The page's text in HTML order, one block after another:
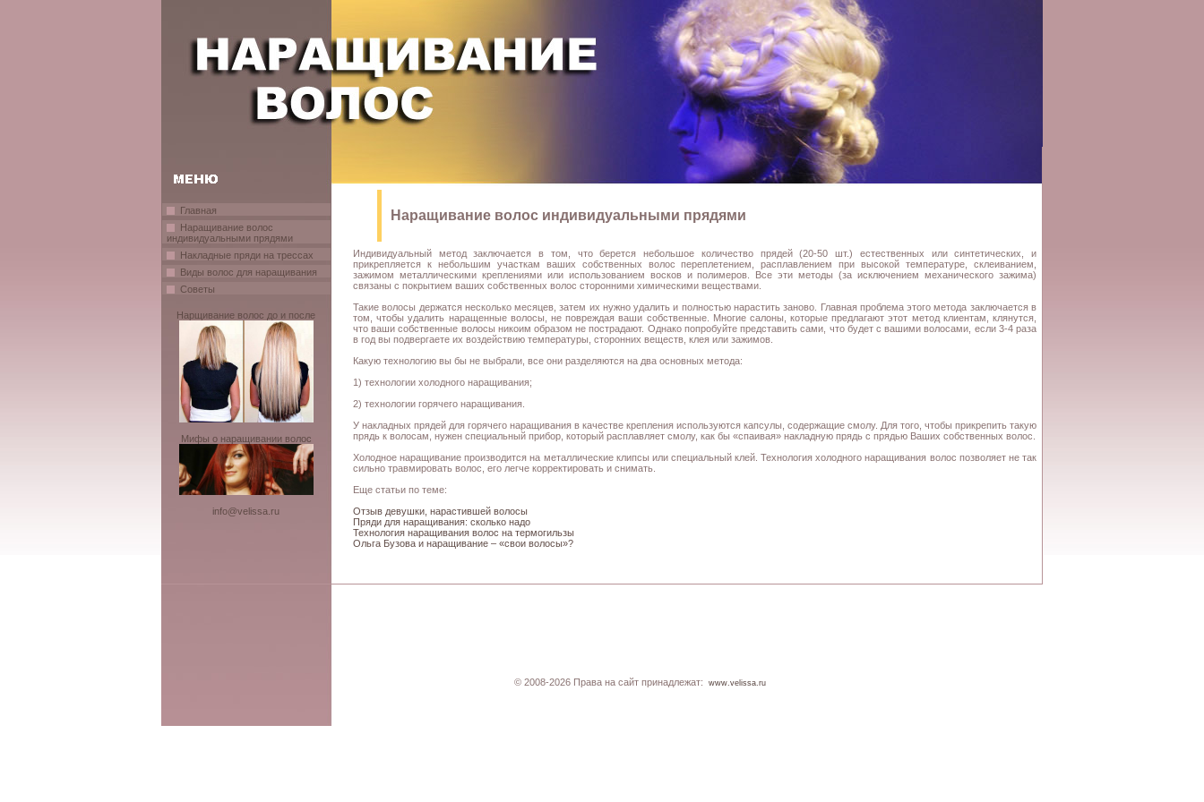
Главная
Наращивание волос
индивидуальными прядями
Накладные пряди на трессах
Виды волос для наращивания
Советы
Нарщивание волос до и после
Мифы о наращивании волос
info@velissa.ru
Наращивание волос индивидуальными прядями
Индивидуальный метод заключается в том, что берется небольшое количество прядей (20-50 шт.) естественных или синтетических, и
прикрепляется к небольшим участкам ваших собственных волос переплетением, расплавлением при высокой температуре, склеиванием,
зажимом металлическими креплениями или использованием восков и полимеров. Все эти методы (за исключением механического зажима)
связаны с покрытием ваших собственных волос сторонними химическими веществами.
Такие волосы держатся несколько месяцев, затем их нужно удалить и полностью нарастить заново. Главная проблема этого метода заключается в
том, чтобы удалить наращенные волосы, не повреждая ваши собственные. Многие салоны, которые предлагают этот метод клиентам, клянутся,
что ваши собственные волосы никоим образом не пострадают. Однако попробуйте представить сами, что будет с вашими волосами, если 3-4 раза
в год вы подвергаете их воздействию температуры, сторонних веществ, клея или зажимов.
Какую технологию вы бы не выбрали, все они разделяются на два основных метода:
1) технологии холодного наращивания;
2) технологии горячего наращивания.
У накладных прядей для горячего наращивания в качестве крепления используются капсулы, содержащие смолу. Для того, чтобы прикрепить такую
прядь к волосам, нужен специальный прибор, который расплавляет смолу, как бы «спаивая» накладную прядь с прядью Ваших собственных волос.
Холодное наращивание производится на металлические клипсы или специальный клей. Технология холодного наращивания волос позволяет не так
сильно травмировать волос, его легче корректировать и снимать.
Еще статьи по теме:
Отзыв девушки, нарастившей волосы
Пряди для наращивания: сколько надо
Технология наращивания волос на термогильзы
Ольга Бузова и наращивание – «свои волосы»?
© 2008-2026 Права на сайт принадлежат: www.velissa.ru